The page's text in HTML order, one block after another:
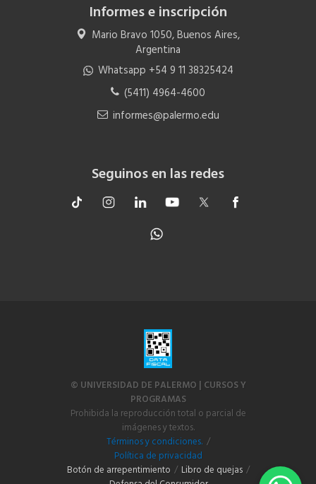
Informes e inscripción
Mario Bravo 1050, Buenos Aires,
Argentina
Whatsapp +54 9 11 38325424
(5411) 4964-4600
informes@palermo.edu
Seguinos en las redes
© UNIVERSIDAD DE PALERMO | CURSOS Y
PROGRAMAS
Prohibida la reproducción total o parcial de
imágenes y textos.
Términos y condiciones. /
Política de privacidad
Botón de arrepentimiento / Libro de quejas /